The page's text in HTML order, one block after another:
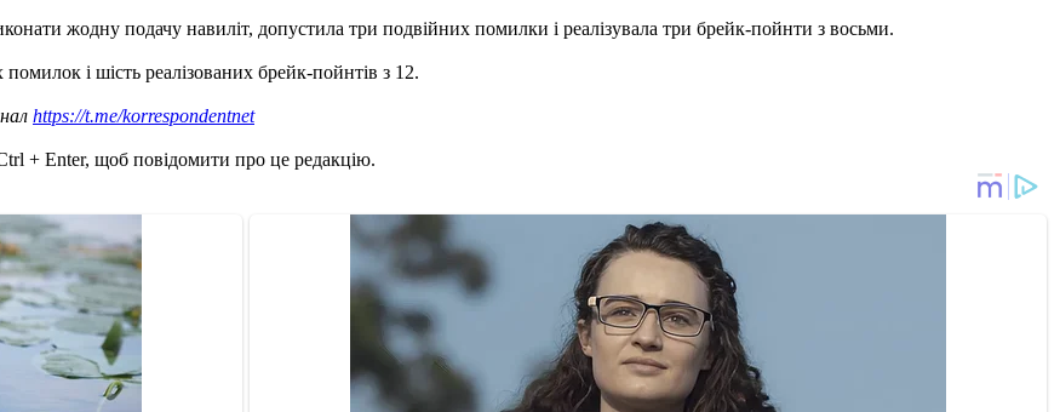
жодну подачу навиліт, допустила три подвійних помилки і реалізувала три брейк-пойнти з восьми.
і шість реалізованих брейк-пойнтів з 12.
https://t.me/korrespondentnet
+ Enter, щоб повідомити про це редакцію.